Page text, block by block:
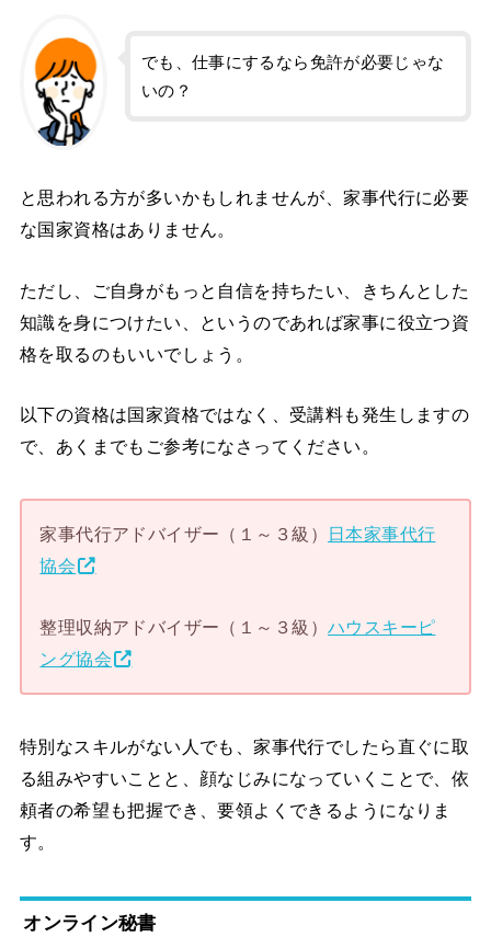
でも、仕事にするなら免許が必要じゃな
いの？
と思われる方が多いかもしれませんが、家事代行に必要
な国家資格はありません。
ただし、ご自身がもっと自信を持ちたい、きちんとした
知識を身につけたい、というのであれば家事に役立つ資
格を取るのもいいでしょう。
以下の資格は国家資格ではなく、受講料も発生しますの
で、あくまでもご参考になさってください。
家事代行アドバイザー（１～３級）
日本家事代行
協会
整理収納アドバイザー（１～３級） ハウスキーピ
ング協会
特別なスキルがない人でも、家事代行でしたら直ぐに取
る組みやすいことと、顔なじみになっていくことで、依
頼者の希望も把握でき、要領よくできるようになりま
す。
オンライン秘書